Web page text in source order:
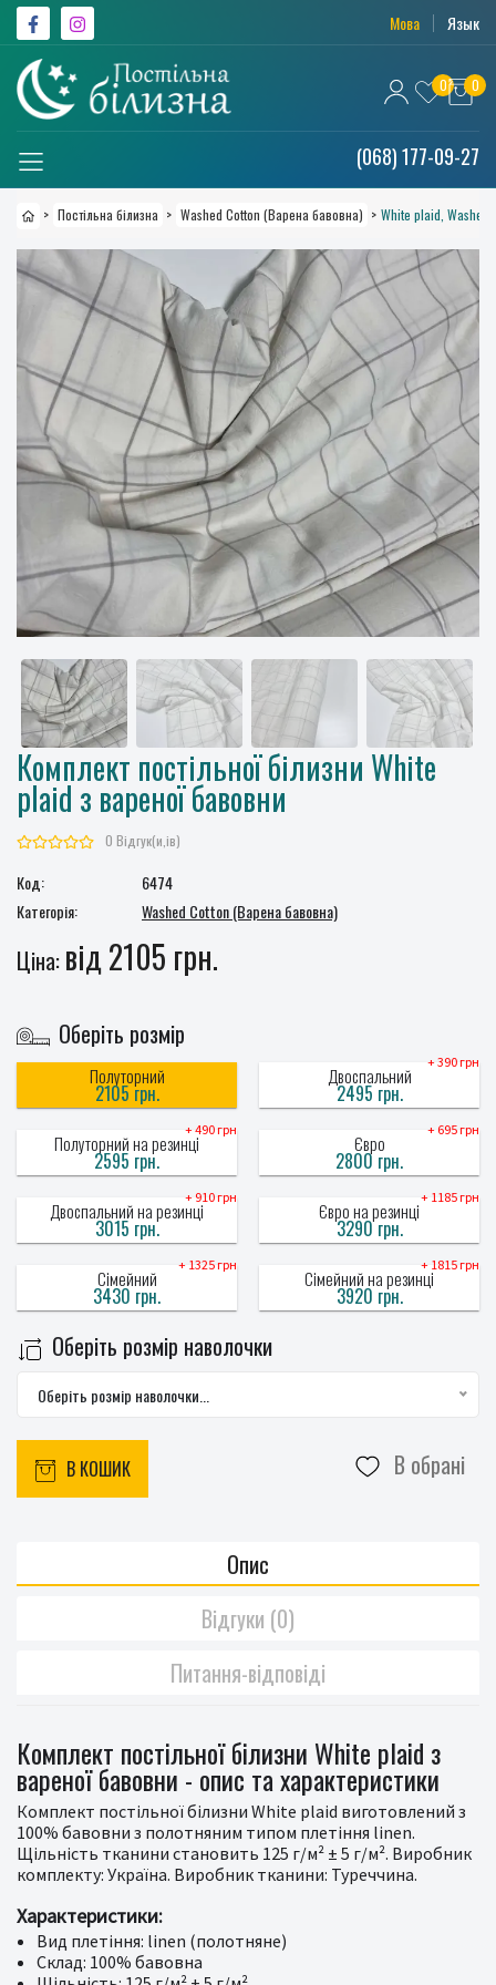
Мова Язык
0 0
(068) 177-09-27
> Постільна білизна > Washed Cotton (Варена бавовна) > White plaid, Washed
Комплект постільної білизни White
plaid з вареної бавовни
0 Відгук(и,ів)
Код:
6474
Категорія:
Washed Cotton (Варена бавовна)
Ціна: від 2105 грн.
Оберіть розмір
Полуторний
2105 грн.
+ 390 грн
Двоспальний
2495 грн.
+ 490 грн
Полуторний на резинці
2595 грн.
+ 695 грн
Євро
2800 грн.
+ 910 грн
Двоспальний на резинці
3015 грн.
+ 1185 грн
Євро на резинці
3290 грн.
+ 1325 грн
Сімейний
3430 грн.
+ 1815 грн
Сімейний на резинці
3920 грн.
Оберіть розмір наволочки
Оберіть розмір наволочки...
В КОШИК В обрані
Опис
Відгуки (0)
Питання-відповіді
Комплект постільної білизни White plaid з
вареної бавовни - опис та характеристики
Комплект постільної білизни White plaid виготовлений з
100% бавовни з полотняним типом плетіння linen.
Щільність тканини становить 125 г/м² ± 5 г/м². Виробник
комплекту: Україна. Виробник тканини: Туреччина.
Характеристики:
Вид плетіння: linen (полотняне)
Склад: 100% бавовна